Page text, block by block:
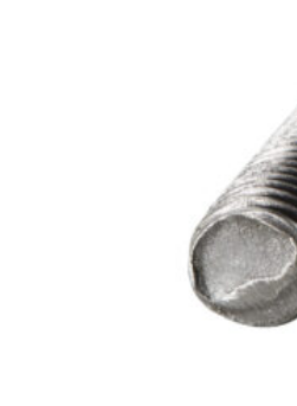
Produktseite
gewählt
werden